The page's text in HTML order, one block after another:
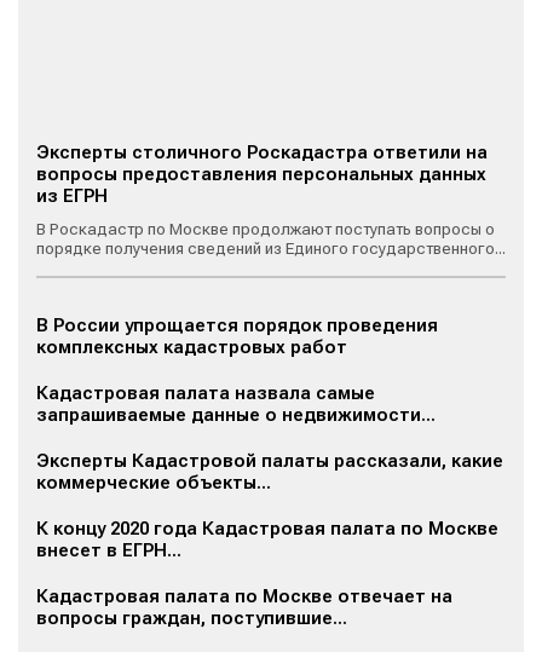
Эксперты столичного Роскадастра ответили на
вопросы предоставления персональных данных
из ЕГРН
В Роскадастр по Москве продолжают поступать вопросы о
порядке получения сведений из Единого государственного...
В России упрощается порядок проведения
комплексных кадастровых работ
Кадастровая палата назвала самые
запрашиваемые данные о недвижимости...
Эксперты Кадастровой палаты рассказали, какие
коммерческие объекты...
К концу 2020 года Кадастровая палата по Москве
внесет в ЕГРН...
Кадастровая палата по Москве отвечает на
вопросы граждан, поступившие...